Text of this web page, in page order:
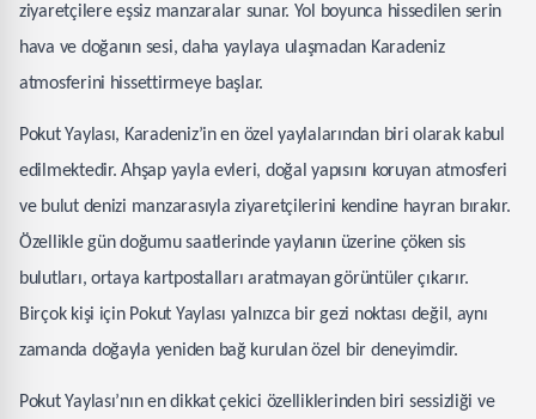
ziyaretçilere eşsiz manzaralar sunar. Yol boyunca hissedilen serin
hava ve doğanın sesi, daha yaylaya ulaşmadan Karadeniz
atmosferini hissettirmeye başlar.
Pokut Yaylası, Karadeniz’in en özel yaylalarından biri olarak kabul
edilmektedir. Ahşap yayla evleri, doğal yapısını koruyan atmosferi
ve bulut denizi manzarasıyla ziyaretçilerini kendine hayran bırakır.
Özellikle gün doğumu saatlerinde yaylanın üzerine çöken sis
bulutları, ortaya kartpostalları aratmayan görüntüler çıkarır.
Birçok kişi için Pokut Yaylası yalnızca bir gezi noktası değil, aynı
zamanda doğayla yeniden bağ kurulan özel bir deneyimdir.
Pokut Yaylası’nın en dikkat çekici özelliklerinden biri sessizliği ve